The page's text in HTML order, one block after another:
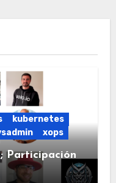
kubernetes
xops
Participación